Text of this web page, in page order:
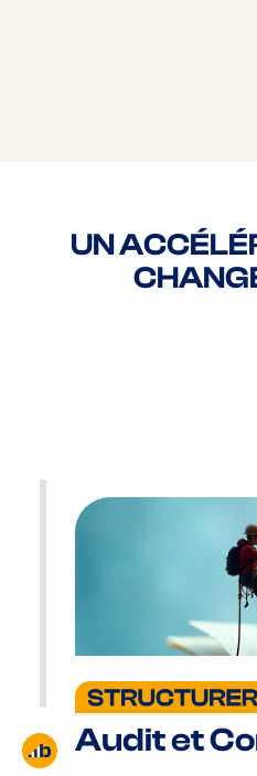
UN
Audit et